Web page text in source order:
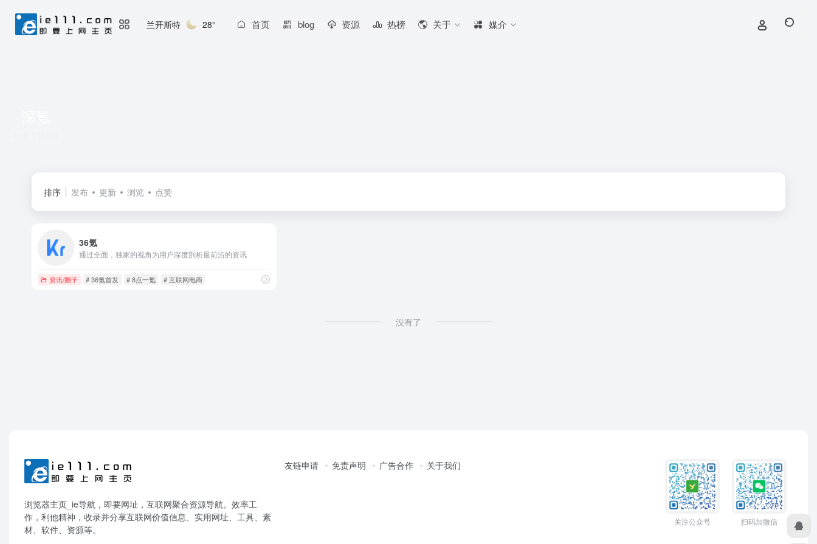
兰开斯特 28° 首页 blog 资源 热榜 关于 媒介
排序 发布 更新 浏览 点赞
36氪
通过全面，独家的视角为用户深度剖析最前沿的资讯
资讯/圈子 # 36氪首发 # 8点一氪 # 互联网电商
没有了
浏览器主页_ie导航，即要网址，互联网聚合资源导航。效率工
作，利他精神，收录并分享互联网价值信息、实用网址、工具、素
材、软件、资源等。
友链申请 免责声明 广告合作 关于我们
关注公众号 扫码加微信